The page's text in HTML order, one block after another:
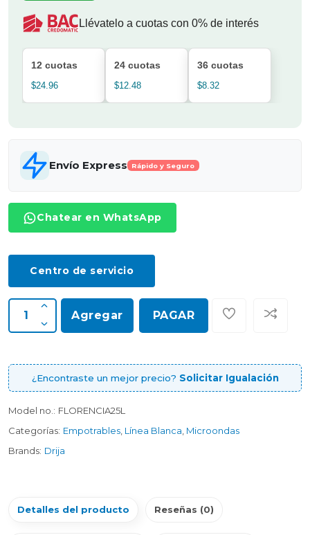
Llévatelo a cuotas con 0% de interés
12 cuotas
$24.96
24 cuotas
$12.48
36 cuotas
$8.32
Envío Express Rápido y Seguro
Chatear en WhatsApp
Centro de servicio
Agregar PAGAR
¿Encontraste un mejor precio? Solicitar Igualación
Model no.: FLORENCIA25L
Categorías: Empotrables Línea Blanca Microondas
Brands: Drija
Detalles del producto Reseñas (0)